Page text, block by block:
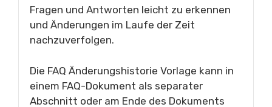
Fragen und Antworten leicht zu erkennen
und Änderungen im Laufe der Zeit
nachzuverfolgen.
Die FAQ Änderungshistorie Vorlage kann in
einem FAQ-Dokument als separater
Abschnitt oder am Ende des Dokuments